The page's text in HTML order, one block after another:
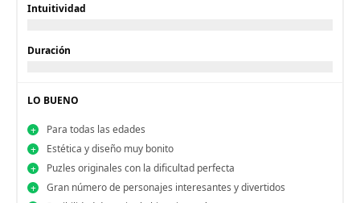
Intuitividad
Duración
LO BUENO
Para todas las edades
Estética y diseño muy bonito
Puzles originales con la dificultad perfecta
Gran número de personajes interesantes y divertidos